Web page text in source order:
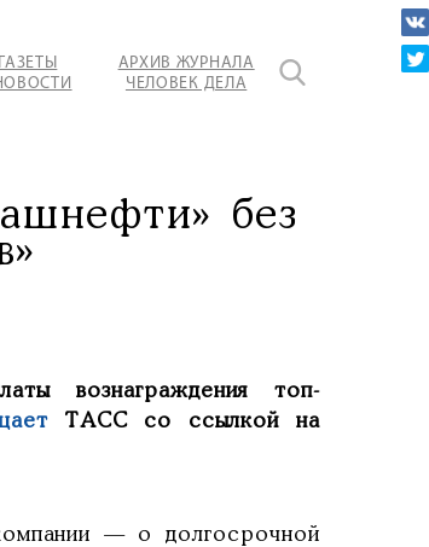
АРХИВ ЖУРНАЛА
ЧЕЛОВЕК ДЕЛА
без
вознаграждения топ-
ТАСС со ссылкой на
— о долгосрочной